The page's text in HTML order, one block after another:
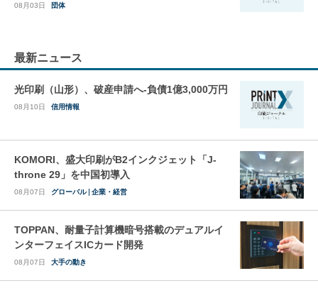
08月03日 団体
最新ニュース
光印刷（山形）、破産申請へ-負債1億3,000万円
08月10日 信用情報
KOMORI、盛大印刷がB2インクジェット「J-
throne 29」を中国初導入
08月07日 グローバル 企業・経営
TOPPAN、耐量子計算機暗号搭載のデュアルイ
ンターフェイスICカード開発
08月07日 大手の動き